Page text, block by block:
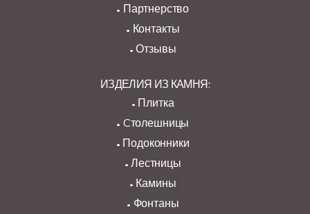
Партнерство
Контакты
Отзывы
ИЗДЕЛИЯ ИЗ КАМНЯ:
Плитка
Cтолешницы
Подоконники
Лестницы
Камины
Фонтаны